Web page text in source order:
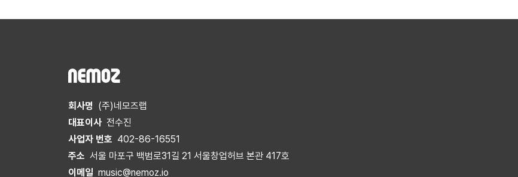
회사명 (주)네모즈랩
대표이사 전수진
사업자 번호 402-86-16551
주소 서울 마포구 백범로31길 21 서울창업허브 본관 417호
이메일 music@nemoz.io